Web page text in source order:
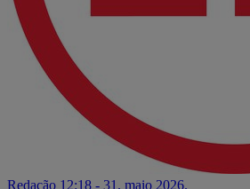
Redação 12:18 - 31. maio 2026.